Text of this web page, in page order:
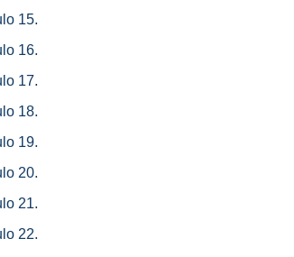
15.
16.
17.
18.
19.
20.
21.
22.